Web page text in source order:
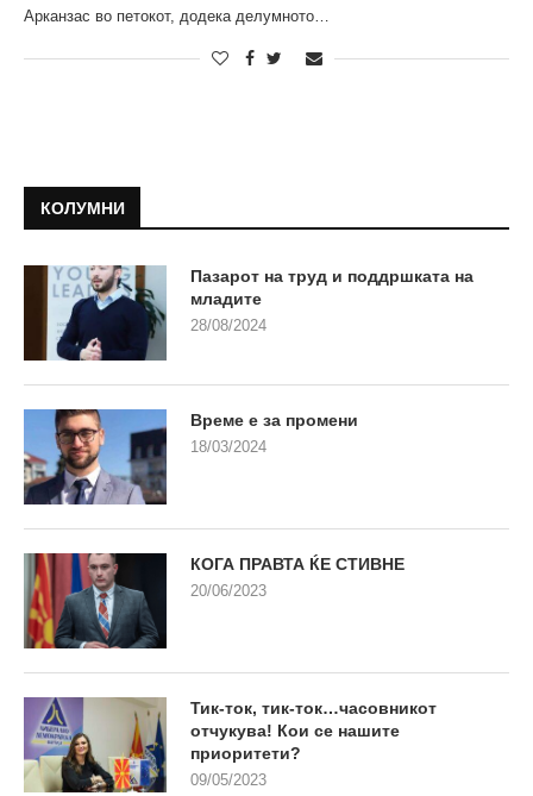
Арканзас во петокот, додека делумното…
КОЛУМНИ
Пазарот на труд и поддршката на
младите
28/08/2024
Време е за промени
18/03/2024
КОГА ПРАВТА ЌЕ СТИВНЕ
20/06/2023
Тик-ток, тик-ток…часовникот
отчукува! Кои се нашите
приоритети?
09/05/2023